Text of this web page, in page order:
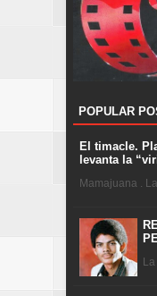
POPULAR
El timacle.
levanta la
Mamajuana .
La